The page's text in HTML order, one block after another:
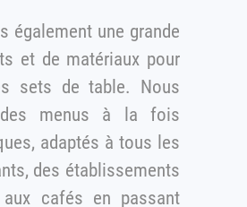
et de matériaux pour
menus à la fois
adaptés à tous les
aux cafés en passant